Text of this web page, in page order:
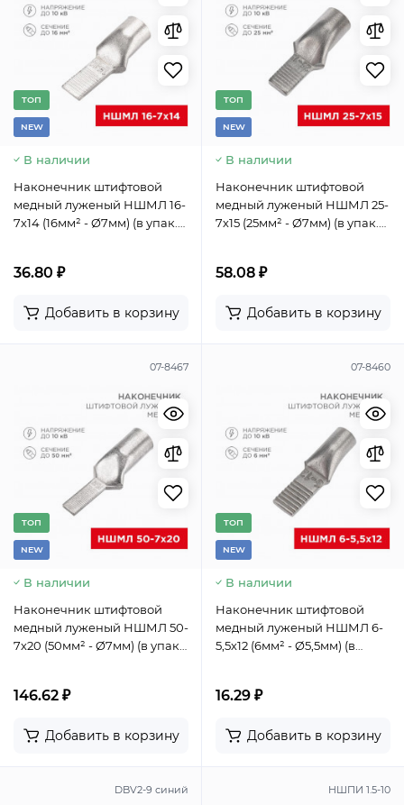
TОП
NEW
В наличии
Наконечник штифтовой
медный луженый НШМЛ 16-
7х14 (16мм² - Ø7мм) (в упак.
36.80 ₽
Добавить в корзину
TОП
NEW
В наличии
Наконечник штифтовой
медный луженый НШМЛ 25-
7х15 (25мм² - Ø7мм) (в упак.
58.08 ₽
Добавить в корзину
07-8467
TОП
NEW
В наличии
Наконечник штифтовой
медный луженый НШМЛ 50-
7х20 (50мм² - Ø7мм) (в упак.
146.62 ₽
Добавить в корзину
07-8460
TОП
NEW
В наличии
Наконечник штифтовой
медный луженый НШМЛ 6-
5,5х12 (6мм² - Ø5,5мм) (в
16.29 ₽
Добавить в корзину
DBV2-9 синий НШПИ 1.5-10